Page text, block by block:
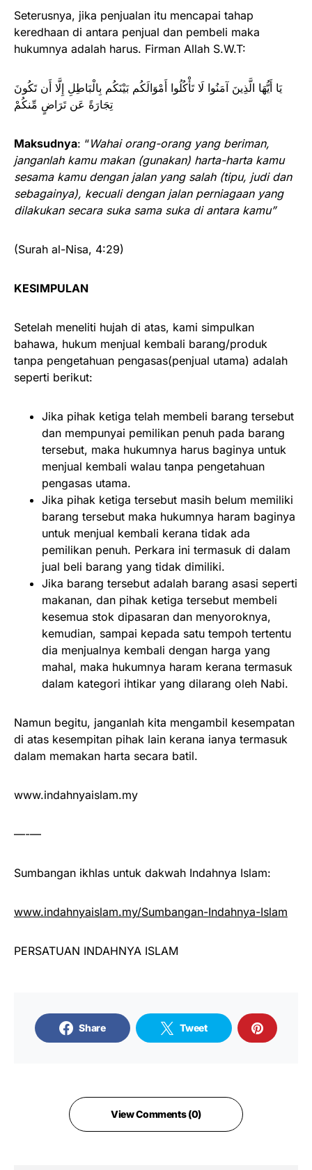
Seterusnya, jika penjualan itu mencapai tahap
keredhaan di antara penjual dan pembeli maka
hukumnya adalah harus. Firman Allah S.W.T:
يَا أَيُّهَا الَّذِينَ آمَنُوا لَا تَأْكُلُوا أَمْوَالَكُم بَيْنَكُم بِالْبَاطِلِ إِلَّا أَن تَكُونَ
تِجَارَةً عَن تَرَاضٍ مِّنكُمْ
Maksudnya: “Wahai orang-orang yang beriman,
janganlah kamu makan (gunakan) harta-harta kamu
sesama kamu dengan jalan yang salah (tipu, judi dan
sebagainya), kecuali dengan jalan perniagaan yang
dilakukan secara suka sama suka di antara kamu”
(Surah al-Nisa, 4:29)
KESIMPULAN
Setelah meneliti hujah di atas, kami simpulkan
bahawa, hukum menjual kembali barang/produk
tanpa pengetahuan pengasas(penjual utama) adalah
seperti berikut:
Jika pihak ketiga telah membeli barang tersebut
dan mempunyai pemilikan penuh pada barang
tersebut, maka hukumnya harus baginya untuk
menjual kembali walau tanpa pengetahuan
pengasas utama.
Jika pihak ketiga tersebut masih belum memiliki
barang tersebut maka hukumnya haram baginya
untuk menjual kembali kerana tidak ada
pemilikan penuh. Perkara ini termasuk di dalam
jual beli barang yang tidak dimiliki.
Jika barang tersebut adalah barang asasi seperti
makanan, dan pihak ketiga tersebut membeli
kesemua stok dipasaran dan menyoroknya,
kemudian, sampai kepada satu tempoh tertentu
dia menjualnya kembali dengan harga yang
mahal, maka hukumnya haram kerana termasuk
dalam kategori ihtikar yang dilarang oleh Nabi.
Namun begitu, janganlah kita mengambil kesempatan
di atas kesempitan pihak lain kerana ianya termasuk
dalam memakan harta secara batil.
www.indahnyaislam.my
—-—
Sumbangan ikhlas untuk dakwah Indahnya Islam:
www.indahnyaislam.my/Sumbangan-Indahnya-Islam
PERSATUAN INDAHNYA ISLAM
Share Tweet
View Comments (0)